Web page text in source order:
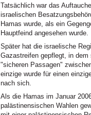
Tatsächlich war das
israelischen
Hamas wurde, als ein
Hauptfeind angesehen wurde.
Später hat die israelische
Gazastreifen gepflegt, in
"sicheren Passagen"
einzige wurde für einen
nach sich.
Als die Hamas im Januar
palästinensischen Wahlen